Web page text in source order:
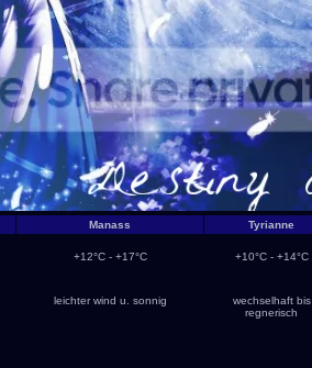
Manass Tyrianne
+12°C - +17°C +10°C - +14°C
leichter wind u. sonnig
wechselhaft bis
regnerisch